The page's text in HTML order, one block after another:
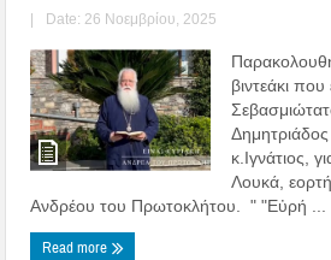
| Date: 26 Νοεμβρίου, 2025
βιντεάκι
κ.Ιγνάτιος,
Λουκά,
Ανδρέου του Πρωτοκλήτου. " "Εὐρή ...
Read more